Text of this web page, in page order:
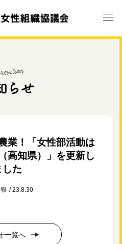
業！「女性部活動は
高知県）」を更新し
した
23.8.30
一覧へ